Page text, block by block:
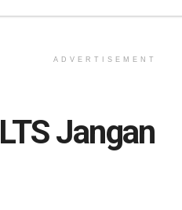
ADVERTISEMENT
Jangan